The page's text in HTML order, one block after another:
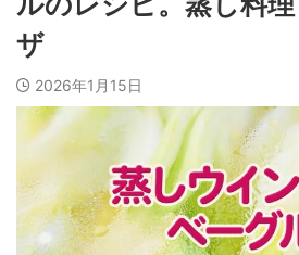
ザ
2026年1月15日